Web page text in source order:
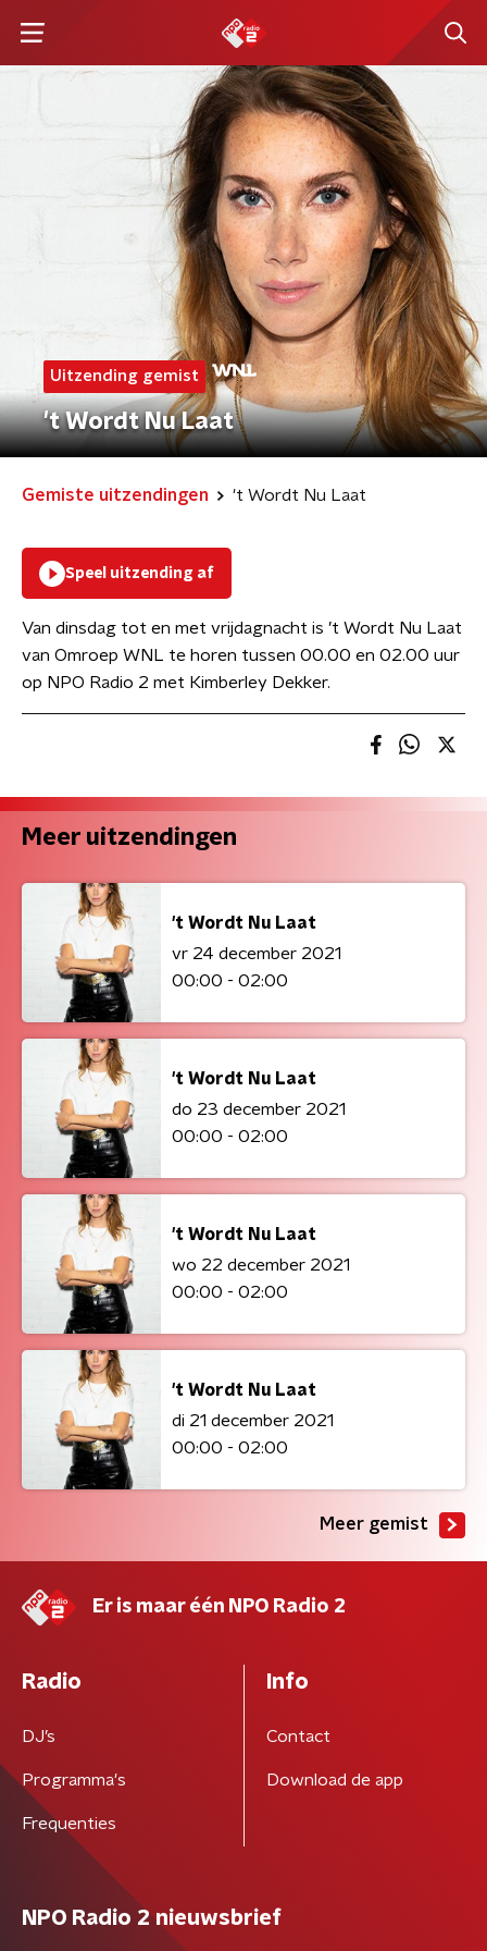
Uitzending gemist
't Wordt Nu Laat
Gemiste uitzendingen 't Wordt Nu Laat
Speel uitzending af
Van dinsdag tot en met vrijdagnacht is ’t Wordt Nu Laat
van Omroep WNL te horen tussen 00.00 en 02.00 uur
op NPO Radio 2 met Kimberley Dekker.
Meer uitzendingen
't Wordt Nu Laat
vr 24 december 2021
00:00 - 02:00
't Wordt Nu Laat
do 23 december 2021
00:00 - 02:00
't Wordt Nu Laat
wo 22 december 2021
00:00 - 02:00
't Wordt Nu Laat
di 21 december 2021
00:00 - 02:00
Meer gemist
Er is maar één NPO Radio 2
Radio
DJ’s
Programma's
Frequenties
Info
Contact
Download de app
NPO Radio 2 nieuwsbrief